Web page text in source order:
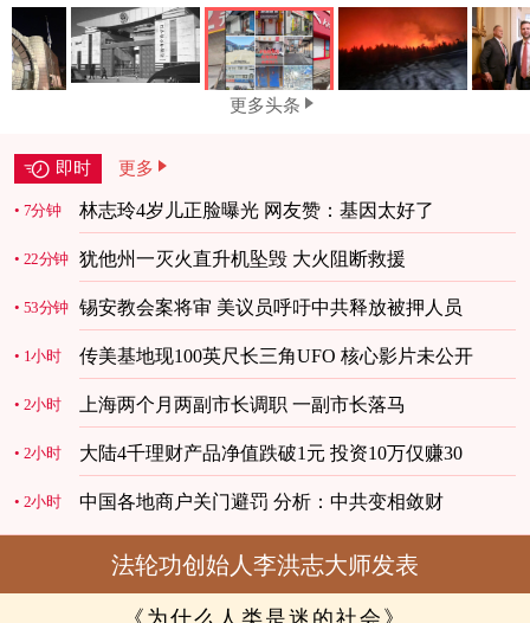
更多头条
即时 更多
7分钟 林志玲4岁儿正脸曝光 网友赞：基因太好了
22分钟 犹他州一灭火直升机坠毁 大火阻断救援
53分钟 锡安教会案将审 美议员呼吁中共释放被押人员
1小时 传美基地现100英尺长三角UFO 核心影片未公开
2小时 上海两个月两副市长调职 一副市长落马
2小时 大陆4千理财产品净值跌破1元 投资10万仅赚30
2小时 中国各地商户关门避罚 分析：中共变相敛财
法轮功创始人李洪志大师发表
《为什么人类是迷的社会》